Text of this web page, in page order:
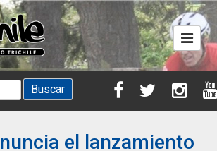
el lanzamiento